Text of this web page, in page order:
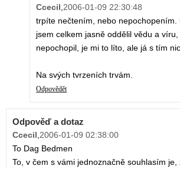
Ccecil,2006-01-09 22:30:48
trpíte nečtením, nebo nepochopením.
jsem celkem jasně oddělil vědu a
nepochopil, je mi to líto, ale já s tím
Na svých tvrzeních trvám.
Odpovědět
Odpověď a dotaz
Ccecil,2006-01-09 02:38:00
To Dag Bedmen
To, v čem s vámi jednoznačně souhlasím